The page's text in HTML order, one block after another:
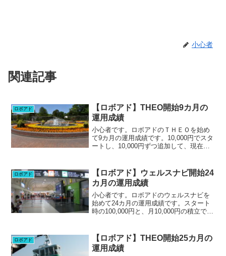
小心者
関連記事
ロボアド
【ロボアド】THEO開始9カ月の
運用成績
小心者です。ロボアドのＴＨＥＯを始め
て9カ月の運用成績です。10,000円でスタ
ートし、10,000円ずつ追加して、現在
とせっかくプラスになっていたのに...
ロボアド
【ロボアド】ウェルスナビ開始24
カ月の運用成績
小心者です。ロボアドのウェルスナビを
始めて24カ月の運用成績です。スタート
時の100,000円と、月10,000円の積立で、
ぶ減少です。先月プラ...
ロボアド
【ロボアド】THEO開始25カ月の
運用成績